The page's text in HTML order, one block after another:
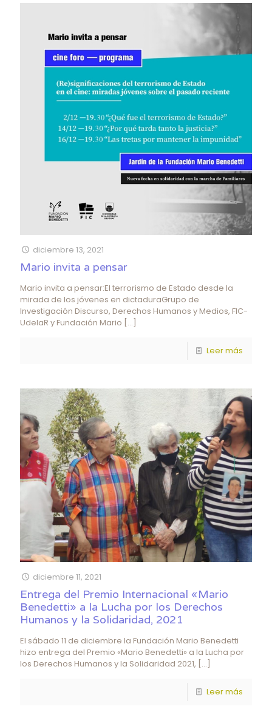
diciembre 13, 2021
Mario invita a pensar
Mario invita a pensar:El terrorismo de Estado desde la
mirada de los jóvenes en dictaduraGrupo de
Investigación Discurso, Derechos Humanos y Medios, FIC-
UdelaR y Fundación Mario […]
Leer más
diciembre 11, 2021
Entrega del Premio Internacional «Mario
Benedetti» a la Lucha por los Derechos
Humanos y la Solidaridad, 2021
El sábado 11 de diciembre la Fundación Mario Benedetti
hizo entrega del Premio «Mario Benedetti» a la Lucha por
los Derechos Humanos y la Solidaridad 2021, […]
Leer más